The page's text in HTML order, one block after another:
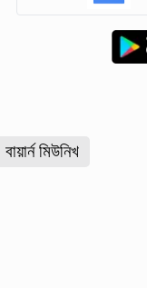
বায়ার্ন মিউনিখ